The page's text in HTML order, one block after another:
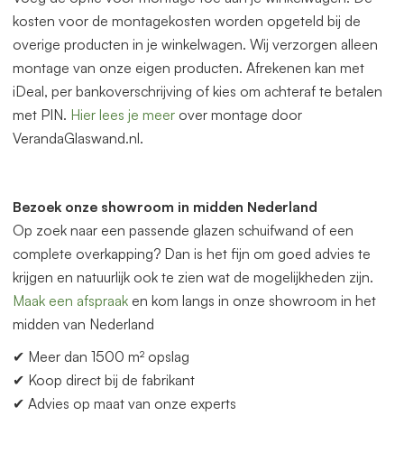
kosten voor de montagekosten worden opgeteld bij de
overige producten in je winkelwagen. Wij verzorgen alleen
montage van onze eigen producten. Afrekenen kan met
iDeal, per bankoverschrijving of kies om achteraf te betalen
met PIN. Hier lees je meer over montage door
VerandaGlaswand.nl.
Bezoek onze showroom in midden Nederland
Op zoek naar een passende glazen schuifwand of een
complete overkapping? Dan is het fijn om goed advies te
krijgen en natuurlijk ook te zien wat de mogelijkheden zijn.
Maak een afspraak en kom langs in onze showroom in het
midden van Nederland
✔ Meer dan 1500 m² opslag
✔ Koop direct bij de fabrikant
✔ Advies op maat van onze experts